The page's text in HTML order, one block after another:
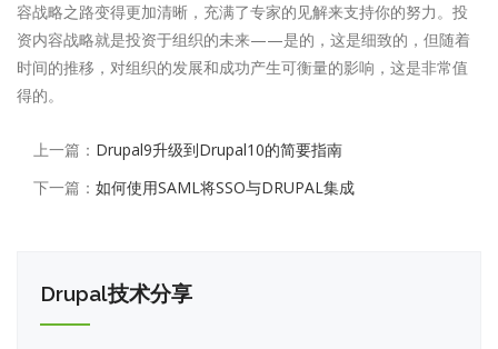
容战略之路变得更加清晰，充满了专家的见解来支持你的努力。投
资内容战略就是投资于组织的未来——是的，这是细致的，但随着
时间的推移，对组织的发展和成功产生可衡量的影响，这是非常值
得的。
上一篇： Drupal9升级到Drupal10的简要指南
下一篇： 如何使用SAML将SSO与DRUPAL集成
Drupal技术分享